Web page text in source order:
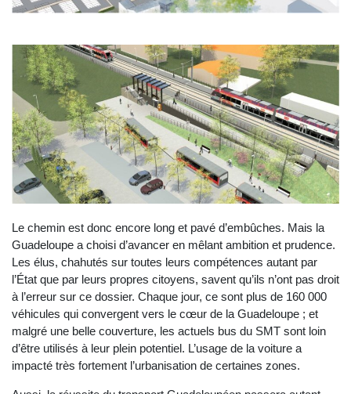
Le chemin est donc encore long et pavé d’embûches. Mais la
Guadeloupe a choisi d’avancer en mêlant ambition et prudence.
Les élus, chahutés sur toutes leurs compétences autant par
l’État que par leurs propres citoyens, savent qu’ils n’ont pas droit
à l’erreur sur ce dossier. Chaque jour, ce sont plus de 160 000
véhicules qui convergent vers le cœur de la Guadeloupe ; et
malgré une belle couverture, les actuels bus du SMT sont loin
d’être utilisés à leur plein potentiel. L’usage de la voiture a
impacté très fortement l’urbanisation de certaines zones.